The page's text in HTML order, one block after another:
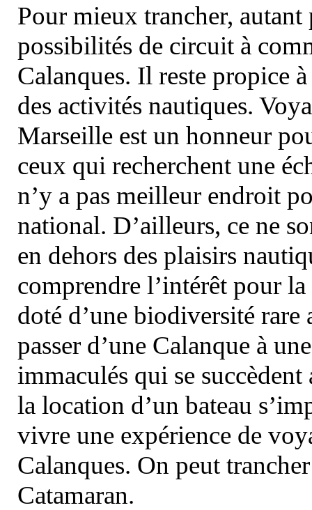
Pour mieux trancher, autant
possibilités de circuit à
Calanques. Il reste propice
des activités nautiques.
Marseille est un honneur
ceux qui recherchent une
n’y a pas meilleur endroit
national. D’ailleurs, ce ne
en dehors des plaisirs
comprendre l’intérêt pour
doté d’une biodiversité
passer d’une Calanque à
immaculés qui se
la location d’un bateau
vivre une expérience de
Calanques. On peut
Catamaran.